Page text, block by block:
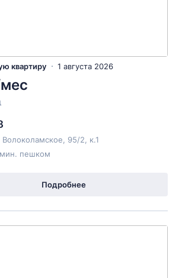
квартиру 1 августа 2026
95/2, к.1
пешком
Подробнее